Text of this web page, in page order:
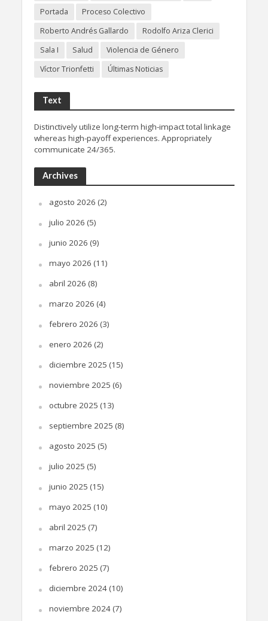
Portada
Proceso Colectivo
Roberto Andrés Gallardo
Rodolfo Ariza Clerici
Sala I
Salud
Violencia de Género
Víctor Trionfetti
Últimas Noticias
Text
Distinctively utilize long-term high-impact total linkage
whereas high-payoff experiences. Appropriately
communicate 24/365.
Archives
agosto 2026 (2)
julio 2026 (5)
junio 2026 (9)
mayo 2026 (11)
abril 2026 (8)
marzo 2026 (4)
febrero 2026 (3)
enero 2026 (2)
diciembre 2025 (15)
noviembre 2025 (6)
octubre 2025 (13)
septiembre 2025 (8)
agosto 2025 (5)
julio 2025 (5)
junio 2025 (15)
mayo 2025 (10)
abril 2025 (7)
marzo 2025 (12)
febrero 2025 (7)
diciembre 2024(10)
noviembre 2024(7)